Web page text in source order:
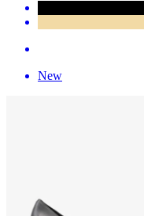
New